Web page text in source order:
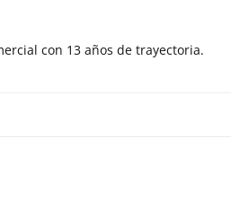
con 13 años de trayectoria.